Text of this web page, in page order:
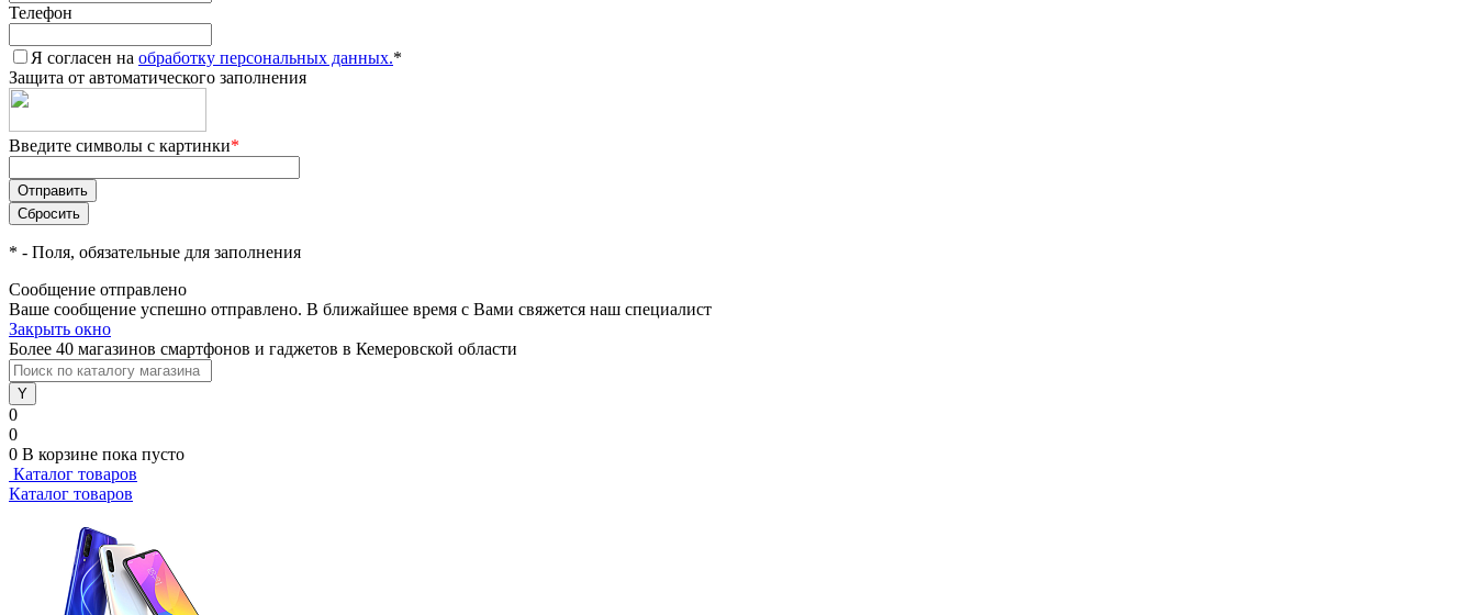
Телефон
Я согласен на обработку персональных данных.*
Защита от автоматического заполнения
Введите символы с картинки*
* - Поля, обязательные для заполнения
Сообщение отправлено
Ваше сообщение успешно отправлено. В ближайшее время с Вами свяжется наш специалист
Закрыть окно
Более 40 магазинов смартфонов и гаджетов в Кемеровской области
0
0
0 В корзине пока пусто
Каталог товаров
Каталог товаров